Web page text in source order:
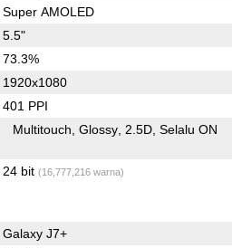
Super AMOLED
5.5"
73.3%
1920x1080
401 PPI
Multitouch Glossy 2.5D Selalu ON
24 bit (16,777,216 warna)
Galaxy J7+